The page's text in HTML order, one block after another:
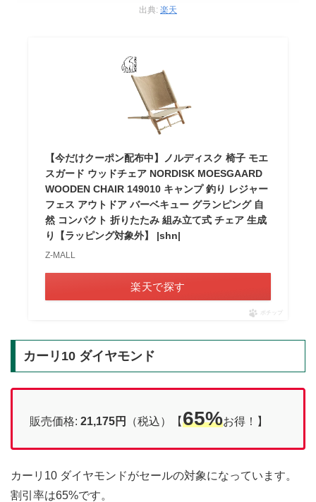
出典: 楽天
【今だけクーポン配布中】ノルディスク 椅子 モエ
スガード ウッドチェア NORDISK MOESGAARD
WOODEN CHAIR 149010 キャンプ 釣り レジャー
フェス アウトドア バーベキュー グランピング 自
然 コンパクト 折りたたみ 組み立て式 チェア 生成
り【ラッピング対象外】 |shn|
Z-MALL
楽天で探す
ポチップ
カーリ10 ダイヤモンド
販売価格: 21,175円 （税込）【65%お得！】
カーリ10 ダイヤモンドがセールの対象になっています。
割引率は65%です。